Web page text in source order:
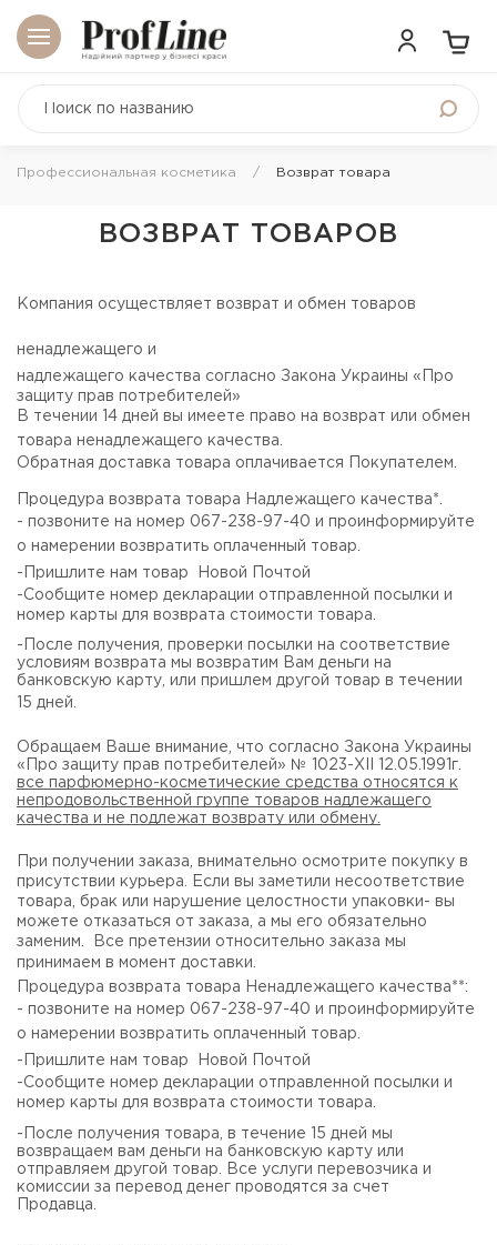
Профессиональная косметика Возврат товара
ВОЗВРАТ ТОВАРОВ
Компания осуществляет возврат и обмен товаров
ненадлежащего и
надлежащего качества согласно Закона Украины «Про
защиту прав потребителей»
В течении 14 дней вы имеете право на возврат или обмен
товара ненадлежащего качества.
Обратная доставка товара оплачивается Покупателем.
Процедура возврата товара Надлежащего качества*.
- позвоните на номер 067-238-97-40 и проинформируйте
о намерении возвратить оплаченный товар.
-Пришлите нам товар Новой Почтой
-Сообщите номер декларации отправленной посылки и
номер карты для возврата стоимости товара.
-После получения, проверки посылки на соответствие
условиям возврата мы возвратим Вам деньги на
банковскую карту, или пришлем другой товар в течении
15 дней.
Обращаем Ваше внимание, что согласно Закона Украины
«Про защиту прав потребителей» № 1023-XII 12.05.1991г.
все парфюмерно-косметические средства относятся к
непродовольственной группе товаров надлежащего
качества и не подлежат возврату или обмену.
При получении заказа, внимательно осмотрите покупку в
присутствии курьера. Если вы заметили несоответствие
товара, брак или нарушение целостности упаковки- вы
можете отказаться от заказа, а мы его обязательно
заменим. Все претензии относительно заказа мы
принимаем в момент доставки
Процедура возврата товара Ненадлежащего качества**:
- позвоните на номер 067-238-97-40 и проинформируйте
о намерении возвратить оплаченный товар.
-Пришлите нам товар Новой Почтой
-Сообщите номер декларации отправленной посылки и
номер карты для возврата стоимости товара.
-После получения товара, в течение 15 дней мы
возвращаем вам деньги на банковскую карту или
отправляем другой товар. Все услуги перевозчика и
комиссии за перевод денег проводятся за счет
Продавца.